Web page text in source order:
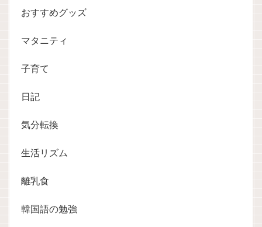
おすすめグッズ
マタニティ
子育て
日記
気分転換
生活リズム
離乳食
韓国語の勉強